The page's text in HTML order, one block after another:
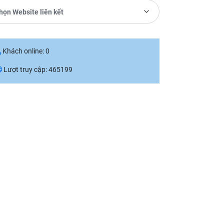
Website liên kết
Khách online:0
Lượt truy cập:465199